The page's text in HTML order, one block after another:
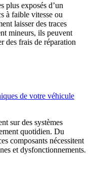
plus exposés d’un
à faible vitesse ou
laisser des traces
mineurs, ils peuvent
des frais de réparation
de votre véhicule
sur des systèmes
quotidien. Du
composants nécessitent
et dysfonctionnements.